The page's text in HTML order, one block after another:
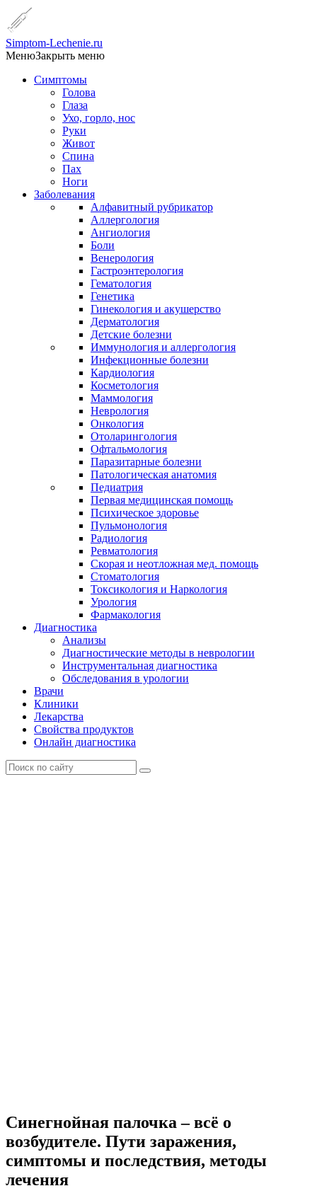
Simptom-Lechenie.ru
МенюЗакрыть меню
Симптомы
Голова
Глаза
Ухо, горло, нос
Руки
Живот
Спина
Пах
Ноги
Заболевания
Алфавитный рубрикатор
Аллергология
Ангиология
Боли
Венерология
Гастроэнтерология
Гематология
Генетика
Гинекология и акушерство
Дерматология
Детские болезни
Иммунология и аллергология
Инфекционные болезни
Кардиология
Косметология
Маммология
Неврология
Онкология
Отоларингология
Офтальмология
Паразитарные болезни
Патологическая анатомия
Педиатрия
Первая медицинская помощь
Психическое здоровье
Пульмонология
Радиология
Ревматология
Скорая и неотложная мед. помощь
Стоматология
Токсикология и Наркология
Урология
Фармакология
Диагностика
Анализы
Диагностические методы в неврологии
Инструментальная диагностика
Обследования в урологии
Врачи
Клиники
Лекарства
Свойства продуктов
Онлайн диагностика
Синегнойная палочка – всё о
возбудителе. Пути заражения,
симптомы и последствия, методы
лечения